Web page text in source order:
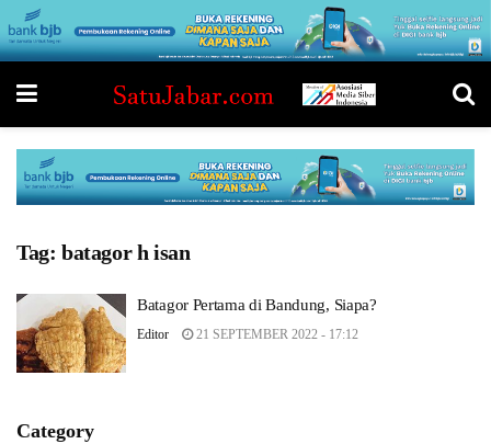
Tag: batagor h isan
Batagor Pertama di Bandung, Siapa?
Editor 21 SEPTEMBER 2022 - 17:12
Category